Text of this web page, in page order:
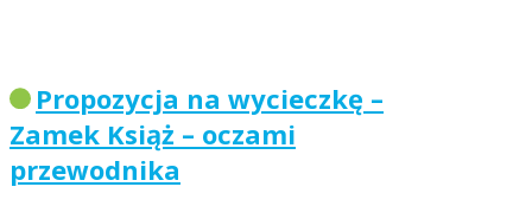
Propozycja na wycieczkę –
Zamek Książ – oczami
przewodnika